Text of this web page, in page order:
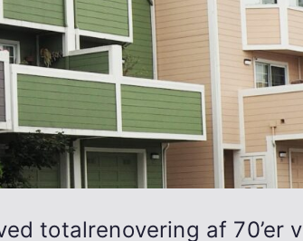
totalrenovering af 70’er